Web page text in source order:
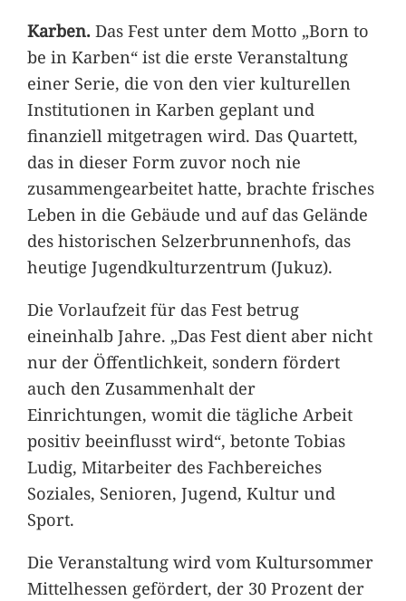
Karben.Das Fest unter dem Motto „Born to
be in Karben“ ist die erste Veranstaltung
einer Serie, die von den vier kulturellen
Institutionen in Karben geplant und
finanziell mitgetragen wird. Das Quartett,
das in dieser Form zuvor noch nie
zusammengearbeitet hatte, brachte frisches
Leben in die Gebäude und auf das Gelände
des historischen Selzerbrunnenhofs, das
heutige Jugendkulturzentrum (Jukuz).
Die Vorlaufzeit für das Fest betrug
eineinhalb Jahre. „Das Fest dient aber nicht
nur der Öffentlichkeit, sondern fördert
auch den Zusammenhalt der
Einrichtungen, womit die tägliche Arbeit
positiv beeinflusst wird“, betonte Tobias
Ludig, Mitarbeiter des Fachbereiches
Soziales, Senioren, Jugend, Kultur und
Sport.
Die Veranstaltung wird vom Kultursommer
Mittelhessen gefördert, der 30 Prozent der